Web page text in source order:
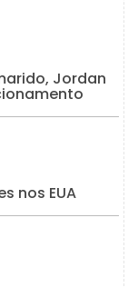
Jordan
nos EUA